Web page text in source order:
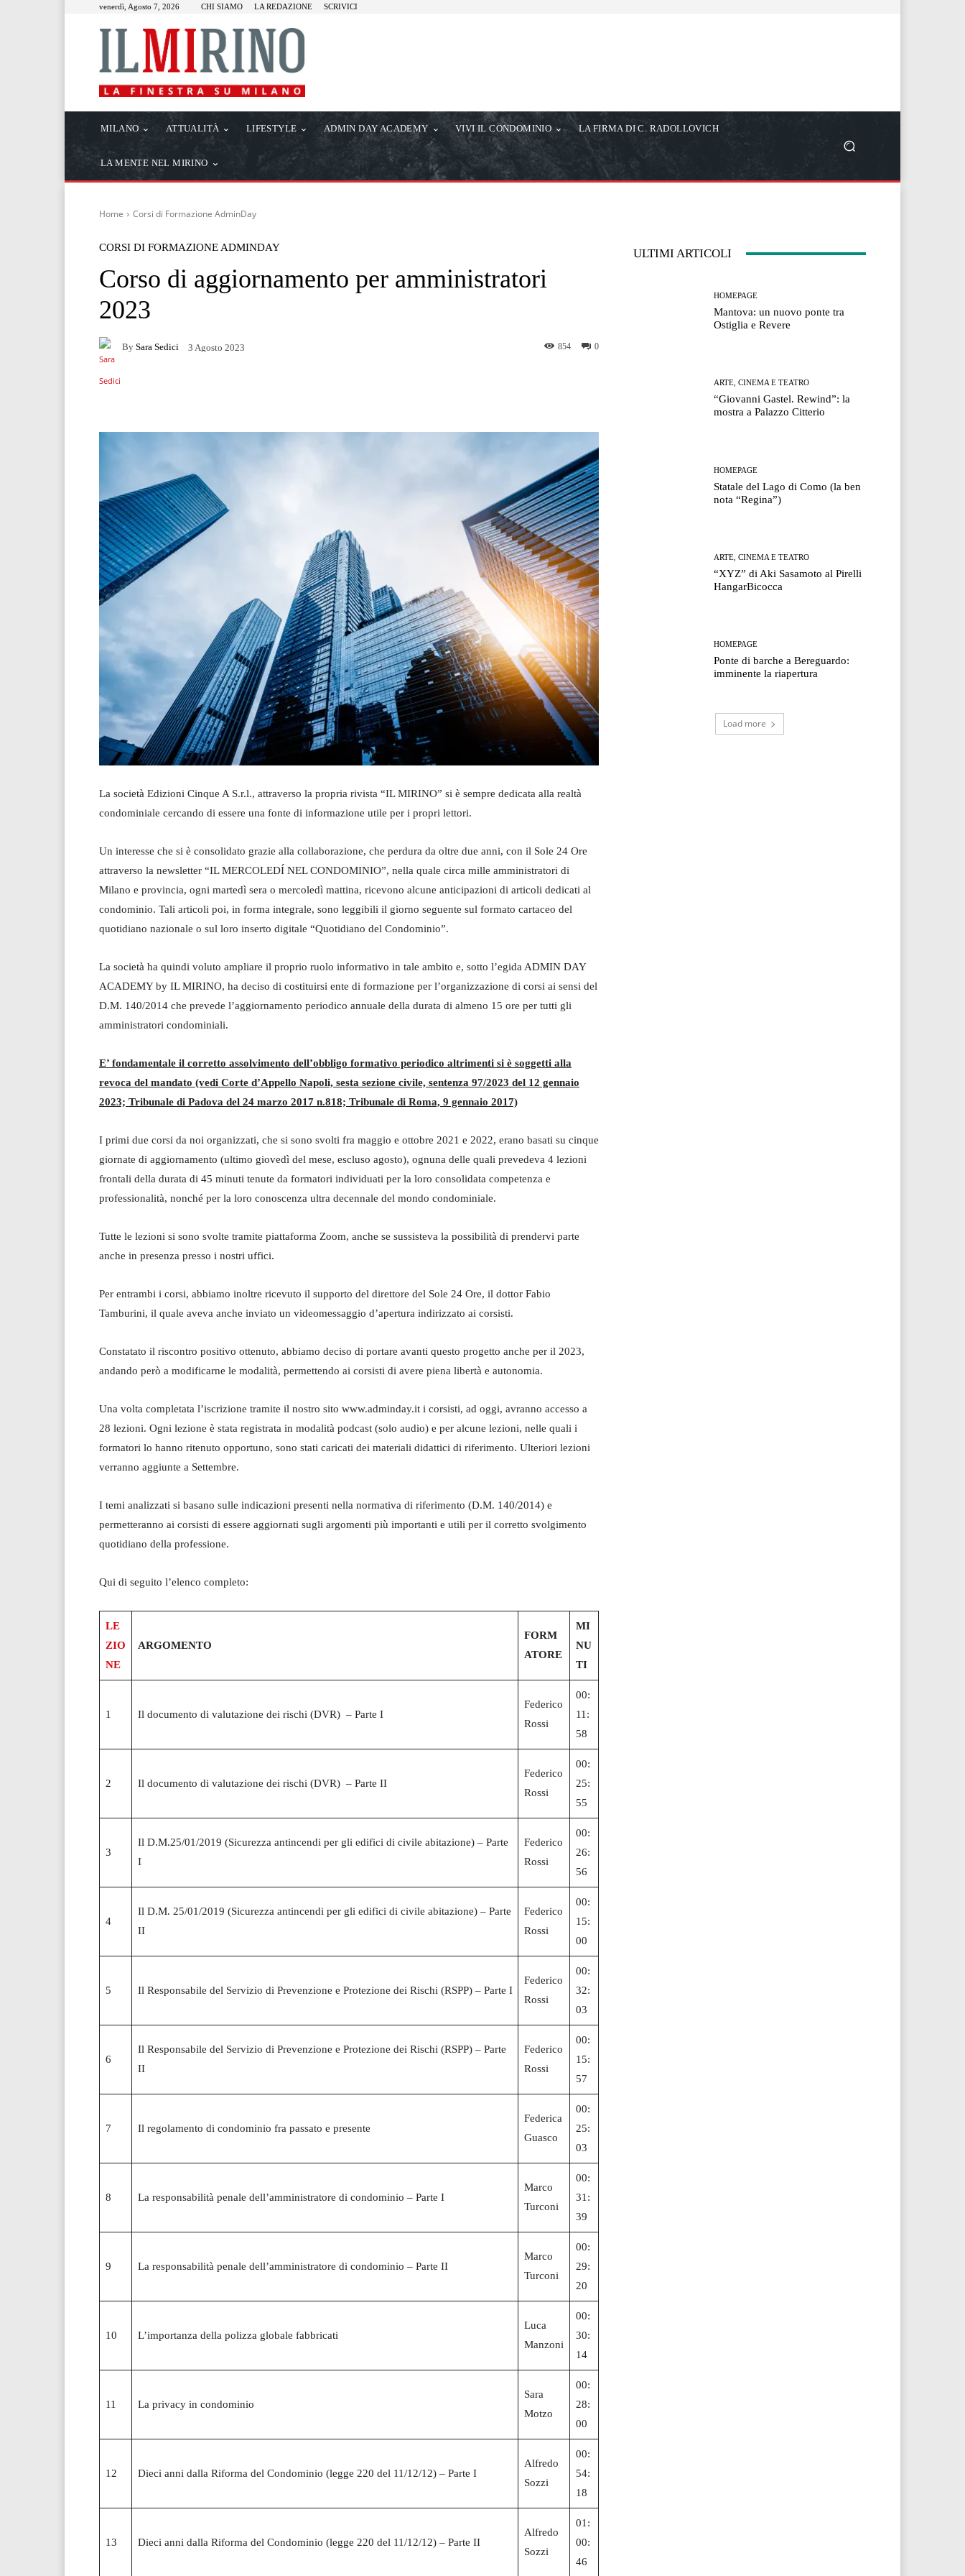
venerdì, Agosto 7, 2026 CHI SIAMO LA REDAZIONE SCRIVICI
MILANO ATTUALITÀ LIFESTYLE ADMIN DAY ACADEMY VIVI IL CONDOMINIO LA FIRMA DI C. RADOLLOVICH
LA MENTE NEL MIRINO
Home Corsi di Formazione AdminDay
CORSI DI FORMAZIONE ADMINDAY
Corso di aggiornamento per amministratori
2023
By Sara Sedici 3 Agosto 2023 0
854
La società Edizioni Cinque A S.r.l., attraverso la propria rivista “IL MIRINO” si è sempre dedicata alla realtà
condominiale cercando di essere una fonte di informazione utile per i propri lettori.
Un interesse che si è consolidato grazie alla collaborazione, che perdura da oltre due anni, con il Sole 24 Ore
attraverso la newsletter “IL MERCOLEDÍ NEL CONDOMINIO”, nella quale circa mille amministratori di
Milano e provincia, ogni martedì sera o mercoledì mattina, ricevono alcune anticipazioni di articoli dedicati al
condominio. Tali articoli poi, in forma integrale, sono leggibili il giorno seguente sul formato cartaceo del
quotidiano nazionale o sul loro inserto digitale “Quotidiano del Condominio”.
La società ha quindi voluto ampliare il proprio ruolo informativo in tale ambito e, sotto l’egida ADMIN DAY
ACADEMY by IL MIRINO, ha deciso di costituirsi ente di formazione per l’organizzazione di corsi ai sensi del
D.M. 140/2014 che prevede l’aggiornamento periodico annuale della durata di almeno 15 ore per tutti gli
amministratori condominiali.
E’ fondamentale il corretto assolvimento dell’obbligo formativo periodico altrimenti si è soggetti alla
revoca del mandato (vedi Corte d’Appello Napoli, sesta sezione civile, sentenza 97/2023 del 12 gennaio
2023; Tribunale di Padova del 24 marzo 2017 n.818; Tribunale di Roma, 9 gennaio 2017)
I primi due corsi da noi organizzati, che si sono svolti fra maggio e ottobre 2021 e 2022, erano basati su cinque
giornate di aggiornamento (ultimo giovedì del mese, escluso agosto), ognuna delle quali prevedeva 4 lezioni
frontali della durata di 45 minuti tenute da formatori individuati per la loro consolidata competenza e
professionalità, nonché per la loro conoscenza ultra decennale del mondo condominiale.
Tutte le lezioni si sono svolte tramite piattaforma Zoom, anche se sussisteva la possibilità di prendervi parte
anche in presenza presso i nostri uffici.
Per entrambi i corsi, abbiamo inoltre ricevuto il supporto del direttore del Sole 24 Ore, il dottor Fabio
Tamburini, il quale aveva anche inviato un videomessaggio d’apertura indirizzato ai corsisti.
Constatato il riscontro positivo ottenuto, abbiamo deciso di portare avanti questo progetto anche per il 2023,
andando però a modificarne le modalità, permettendo ai corsisti di avere piena libertà e autonomia.
Una volta completata l’iscrizione tramite il nostro sito www.adminday.it i corsisti, ad oggi, avranno accesso a
28 lezioni. Ogni lezione è stata registrata in modalità podcast (solo audio) e per alcune lezioni, nelle quali i
formatori lo hanno ritenuto opportuno, sono stati caricati dei materiali didattici di riferimento. Ulteriori lezioni
verranno aggiunte a Settembre.
I temi analizzati si basano sulle indicazioni presenti nella normativa di riferimento (D.M. 140/2014) e
permetteranno ai corsisti di essere aggiornati sugli argomenti più importanti e utili per il corretto svolgimento
quotidiano della professione.
Qui di seguito l’elenco completo:
LE
ZIO
NE
ARGOMENTO
FORM
ATORE
MI
NU
TI
1 Il documento di valutazione dei rischi (DVR) – Parte I
Federico
Rossi
00:
11:
58
2 Il documento di valutazione dei rischi (DVR) – Parte II
Federico
Rossi
00:
25:
55
3
Il D.M.25/01/2019 (Sicurezza antincendi per gli edifici di civile abitazione) – Parte
I
Federico
Rossi
00:
26:
56
4
Il D.M. 25/01/2019 (Sicurezza antincendi per gli edifici di civile abitazione) – Parte
II
Federico
Rossi
00:
15:
00
5 Il Responsabile del Servizio di Prevenzione e Protezione dei Rischi (RSPP) – Parte I
Federico
Rossi
00:
32:
03
6
Il Responsabile del Servizio di Prevenzione e Protezione dei Rischi (RSPP) – Parte
II
Federico
Rossi
00:
15:
57
7 Il regolamento di condominio fra passato e presente
Federica
Guasco
00:
25:
03
8 La responsabilità penale dell’amministratore di condominio – Parte I
Marco
Turconi
00:
31:
39
9 La responsabilità penale dell’amministratore di condominio – Parte II
Marco
Turconi
00:
29:
20
10 L’importanza della polizza globale fabbricati
Luca
Manzoni
00:
30:
14
11 La privacy in condominio
Sara
Motzo
00:
28:
00
12 Dieci anni dalla Riforma del Condominio (legge 220 del 11/12/12) – Parte I
Alfredo
Sozzi
00:
54:
18
13 Dieci anni dalla Riforma del Condominio (legge 220 del 11/12/12) – Parte II
Alfredo
Sozzi
01:
00:
46
ULTIMI ARTICOLI
HOMEPAGE
Mantova: un nuovo ponte tra
Ostiglia e Revere
ARTE, CINEMA E TEATRO
“Giovanni Gastel. Rewind”: la
mostra a Palazzo Citterio
HOMEPAGE
Statale del Lago di Como (la ben
nota “Regina”)
ARTE, CINEMA E TEATRO
“XYZ” di Aki Sasamoto al Pirelli
HangarBicocca
HOMEPAGE
Ponte di barche a Bereguardo:
imminente la riapertura
Load more